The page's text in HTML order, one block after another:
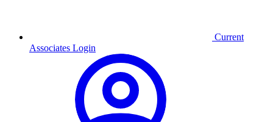
Current
Associates Login